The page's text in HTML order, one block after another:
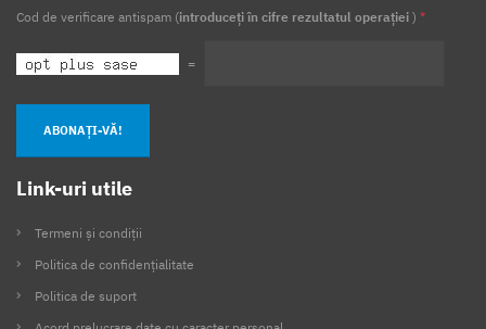
Cod de verificare antispam (introduceți în cifre rezultatul operației ) *
=
ABONAȚI-VĂ!
Link-uri utile
Termeni și condiții
Politica de confidențialitate
Politica de suport